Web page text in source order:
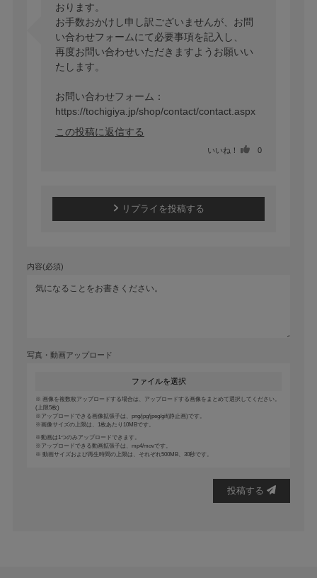
おります。
お手数おかけし申し訳ございませんが、お問
い合わせフォームにて必要事項を記入し、
再度お問い合わせいただきますようお願いい
たします。
お問い合わせフォーム：
https://tochigiya.jp/shop/contact/contact.aspx
この投稿に返信する
いいね！ 0
リプライを投稿する
内容(必須)
写真・動画アップロード
ファイルを選択
画像を複数枚アップロードする場合は、アップロードする画像をまとめて選択してください。
(上限5枚)
アップロードできる画像拡張子は、png/jpg/jpeg/gif(静止画)です。
画像サイズの上限は、1枚あたり10MBです。
動画は1つのみアップロードできます。
アップロードできる動画拡張子は、mp4/movです。
動画サイズおよび再生時間の上限は、それぞれ500MB、30秒です。
投稿する